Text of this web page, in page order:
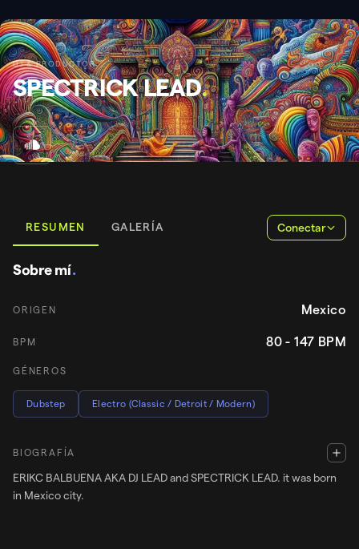
DJ & PRODUCTOR
SPECTRICK LEAD.
RESUMEN GALERÍA Conectar
Sobre mí.
ORIGEN Mexico
BPM 80 - 147 BPM
GÉNEROS
Dubstep Electro (Classic / Detroit / Modern)
BIOGRAFÍA
ERIKC BALBUENA AKA DJ LEAD and SPECTRICK LEAD. it was born
in Mexico city.